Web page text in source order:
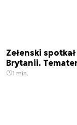
Zełenski
Brytanii.
1 min.